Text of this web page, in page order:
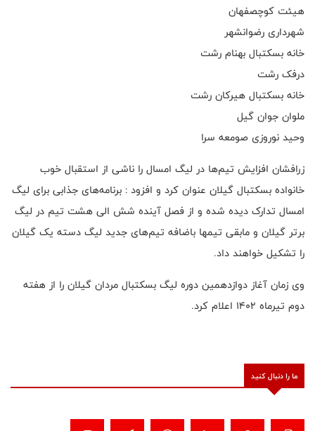
هیئت کوچصفهان
شهرداری رضوانشهر
خانه بسکتبال بهنام رشت
درفک رشت
خانه بسکتبال هیرکان رشت
ملوان جوان گیل
وحید نوروزی صومعه سرا
زرافشان افزایش تیم‌ها در لیگ امسال را ناشی از استقبال خوب
خانواده بسکتبال گیلان عنوان کرد و افزود : برنامه‌های جذابی برای لیگ
امسال تدارک دیده شده و از فصل آینده شش الی هشت تیم در لیگ
برتر گیلان و مابقی تیمها باضافه تیم‌های جدید لیگ دسته یک گیلان
را تشکیل خواهند داد.
وی زمان آغاز دوازدهمین دوره لیگ بسکتبال مردان گیلان را از هفته
دوم تیرماه ۱۴۰۲ اعلام کرد.
ما را دنبال کنید